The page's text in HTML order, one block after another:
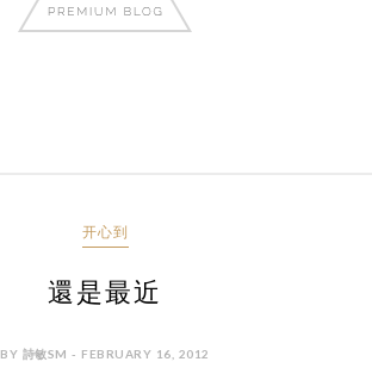
开心到
還是最近
BY 詩敏SM - FEBRUARY 16, 2012